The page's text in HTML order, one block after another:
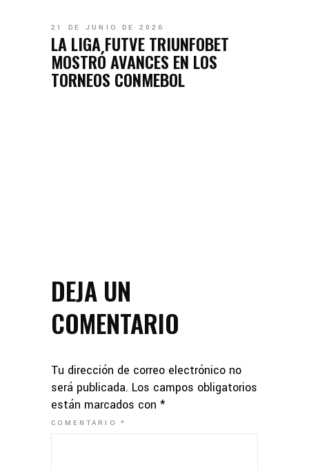
21 DE JUNIO DE 2026
LA LIGA FUTVE TRIUNFOBET
MOSTRÓ AVANCES EN LOS
TORNEOS CONMEBOL
DEJA UN
COMENTARIO
Tu dirección de correo electrónico no
será publicada. Los campos obligatorios
están marcados con *
COMENTARIO*